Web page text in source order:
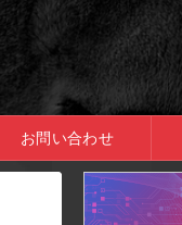
お問い合わせ